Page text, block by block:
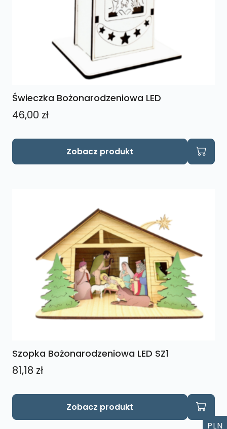
Świeczka Bożonarodzeniowa LED
46,00 zł
Zobacz produkt
Ten
stronie
produktu
Szopka Bożonarodzeniowa LED SZ1
81,18 zł
Zobacz produkt
PLN